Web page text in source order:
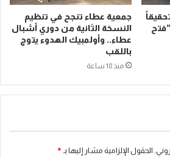
جمعية عطاء تنجح في تنظيم
النسخة الثانية من دوري أشبال
عطاء.. وأولمبيك الهدوء يتوج
باللقب
منذ 18 ساعة
الحقول الإلزامية مشار إليها بـ *